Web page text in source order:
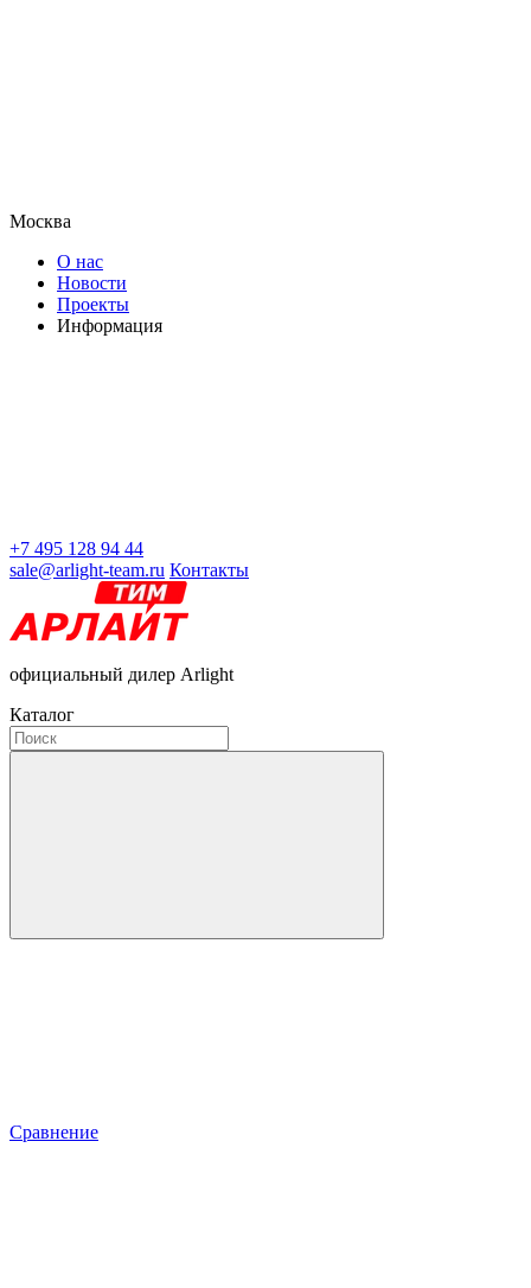
Москва
О нас
Новости
Проекты
Информация
+7 495 128 94 44
sale@arlight-team.ru Контакты
официальный дилер Arlight
Каталог
Сравнение